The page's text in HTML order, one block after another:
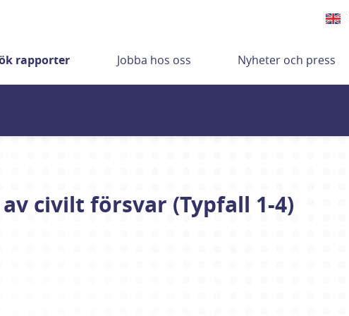
rapporter Jobba hos oss Nyheter och press
civilt försvar (Typfall 1-4)